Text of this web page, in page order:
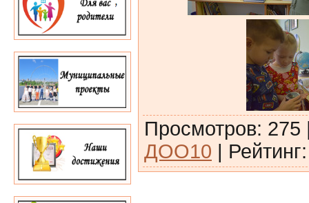
Просмотров: 275
ДОО10 | Рейтинг: